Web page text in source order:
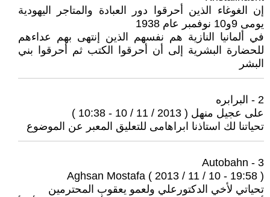
إن الغوغاء الذين أحرقوا دور العبادة والمتاجر اليهودية
يومى 9و10 نوفمبر عام 1938
في ألمانيا النازية هم نفسهم الذين إنتهى بهم عداءهم
للحضارة البشرية إلى أن أحرقوا الكتب ثم أحرقوا بني
البشر
2 - البرابره
على عجيل منهل ( 2013 / 11 / 10 - 10:38 )
تحياتنا لك استاذنا ابراهامى للتعليق المعبر عن الموضوع
3 - Autobahn
Aghsan Mostafa ( 2013 / 11 / 10 - 19:58 )
تحياتي لأخي الدكتورعلي ولعمو يعقوب المحترمين